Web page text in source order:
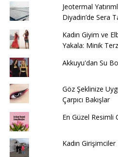
Jeotermal
Diyadin’de Sera
Kadın Giyim ve
Yakala: Minik
Akkuyu'dan Su
Göz Şeklinize
Çarpıcı Bakışlar
En Güzel Resimli
Kadın